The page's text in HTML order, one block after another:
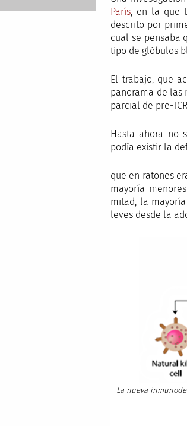
París, en la que
descrito por
cual se pensaba
tipo de glóbulos
El trabajo, que
panorama de las
parcial de pre-
Hasta ahora no
podía existir la
que en ratones
mayoría
mitad, la
leves desde la
La nueva